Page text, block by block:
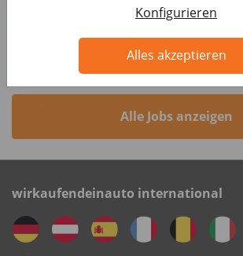
Konfigurieren
Alles akzeptieren
Addetto/a Acquisti Auto Monza-
KFZ Positionen • Italien, Monza
Alle Jobs anzeigen
wirkaufendeinauto international